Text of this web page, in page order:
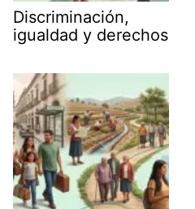
Discriminación,
igualdad y derechos